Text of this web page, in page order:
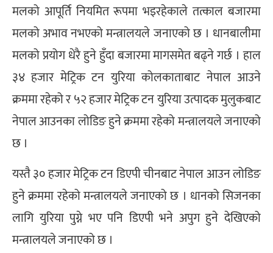
मलको आपूर्ति नियमित रूपमा भइरहेकाले तत्काल बजारमा
मलको अभाव नभएको मन्त्रालयले जनाएको छ । धानबालीमा
मलको प्रयोग धेरै हुने हुँदा बजारमा मागसमेत बढ्ने गर्छ । हाल
३४ हजार मेट्रिक टन युरिया कोलकाताबाट नेपाल आउने
क्रममा रहेको र ५२ हजार मेट्रिक टन युरिया उत्पादक मुलुकबाट
नेपाल आउनका लोडिङ हुने क्रममा रहेको मन्त्रालयले जनाएको
छ ।
यस्तै ३० हजार मेट्रिक टन डिएपी चीनबाट नेपाल आउन लोडिङ
हुने क्रममा रहेको मन्त्रालयले जनाएको छ । धानको सिजनका
लागि युरिया पुग्ने भए पनि डिएपी भने अपुग हुने देखिएको
मन्त्रालयले जनाएको छ ।